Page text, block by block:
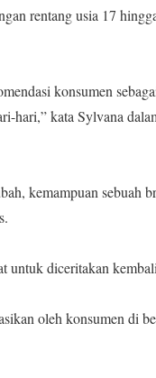
rentang usia 17
konsumen
hari,” kata Sylvana
kemampuan sebuah
untuk diceritakan
oleh konsumen di